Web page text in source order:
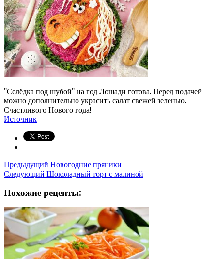
"Селёдка под шубой" на год Лошади готова. Перед подачей
можно дополнительно украсить салат свежей зеленью.
Счастливого Нового года!
Источник
Предыдущий Новогодние пряники
Следующий Шоколадный торт с малиной
Похожие рецепты: